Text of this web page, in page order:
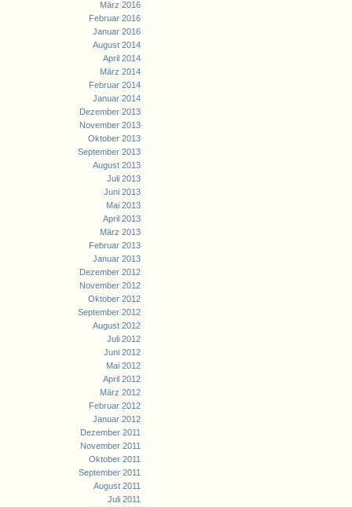
März 2016
Februar 2016
Januar 2016
August 2014
April 2014
März 2014
Februar 2014
Januar 2014
Dezember 2013
November 2013
Oktober 2013
September 2013
August 2013
Juli 2013
Juni 2013
Mai 2013
April 2013
März 2013
Februar 2013
Januar 2013
Dezember 2012
November 2012
Oktober 2012
September 2012
August 2012
Juli 2012
Juni 2012
Mai 2012
April 2012
März 2012
Februar 2012
Januar 2012
Dezember 2011
November 2011
Oktober 2011
September 2011
August 2011
Juli 2011